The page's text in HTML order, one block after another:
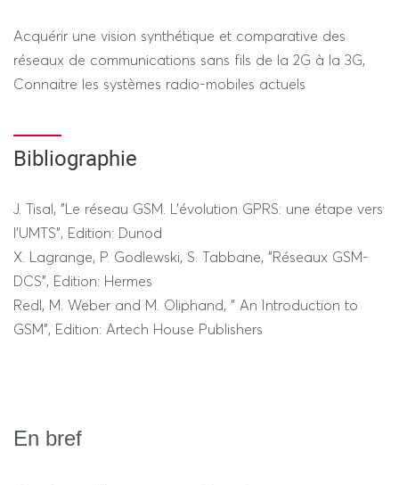
Acquérir une vision synthétique et comparative des
réseaux de communications sans fils de la 2G à la 3G,
Connaitre les systèmes radio-mobiles actuels
Bibliographie
J. Tisal, "Le réseau GSM. L'évolution GPRS: une étape vers
l'UMTS", Edition: Dunod
X. Lagrange, P. Godlewski, S. Tabbane, "Réseaux GSM-
DCS", Edition: Hermes
Redl, M. Weber and M. Oliphand, " An Introduction to
GSM", Edition: Artech House Publishers
En bref